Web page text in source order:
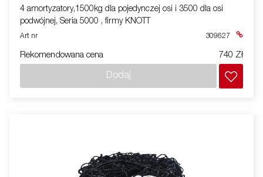
4 amortyzatory,1500kg dla pojedynczej osi i 3500 dla osi
podwójnej, Seria 5000 , firmy KNOTT
Art nr 309627
Rekomendowana cena 740 Zł
Dodaj